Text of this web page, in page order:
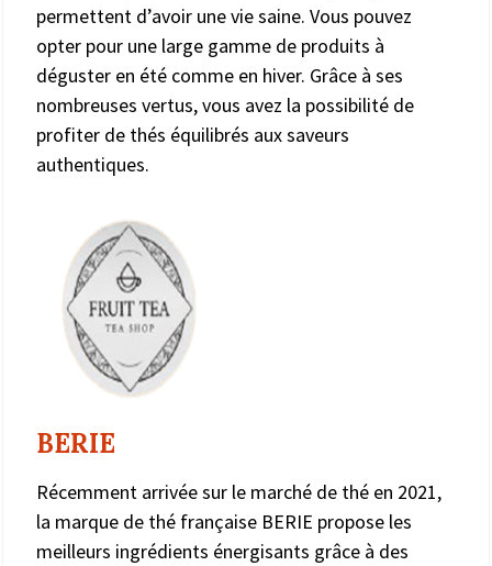
permettent d’avoir une vie saine. Vous pouvez
opter pour une large gamme de produits à
déguster en été comme en hiver. Grâce à ses
nombreuses vertus, vous avez la possibilité de
profiter de thés équilibrés aux saveurs
authentiques.
BERIE
Récemment arrivée sur le marché de thé en 2021,
la marque de thé française BERIE propose les
meilleurs ingrédients énergisants grâce à des